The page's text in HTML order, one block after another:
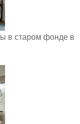
в старом фонде в